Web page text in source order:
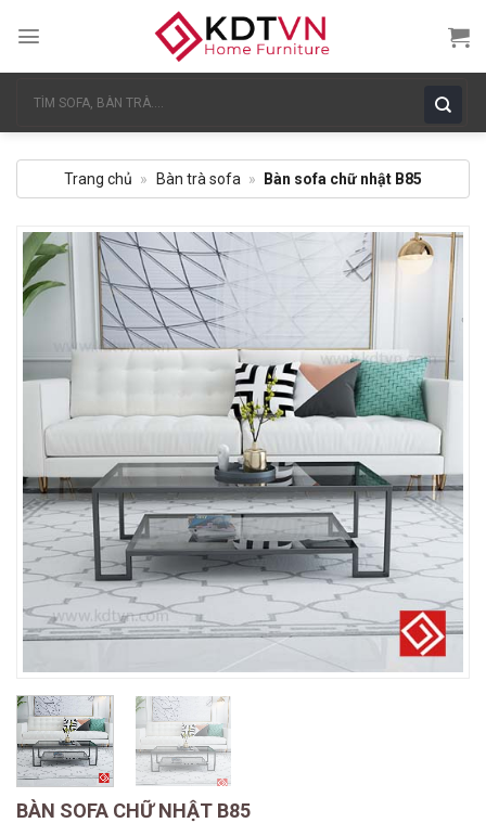
kiếm:
Trang chủ » Bàn trà sofa » Bàn sofa chữ nhật B85
BÀN SOFA CHỮ NHẬT B85